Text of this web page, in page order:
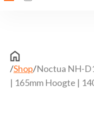
/Shop/Noctua NH-
| 165mm Hoogte |